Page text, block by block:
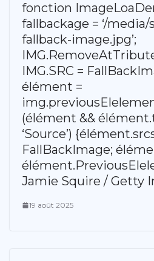
fonction
fallbackage = ‘/
fallback-image.jpg’;
IMG.RemoveAtTribute
IMG.SRC =
élément =
(élément &&
‘Source’)
FallBackImage;
Jamie Squire / Getty
19 août 2025